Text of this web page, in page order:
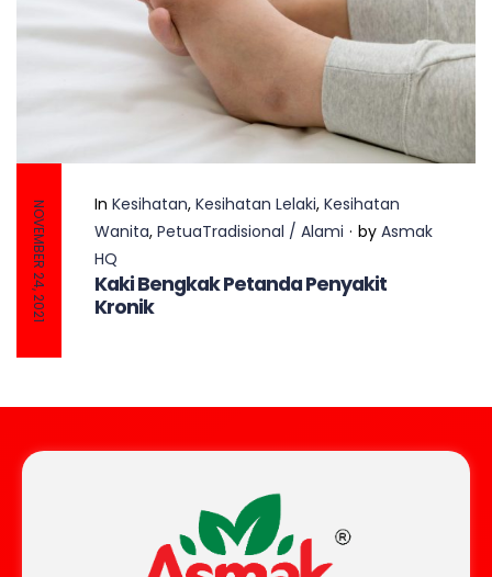
NOVEMBER 24, 2021 In Kesihatan, Kesihatan Lelaki, Kesihatan
Wanita, PetuaTradisional / Alami by Asmak
HQ
Kaki Bengkak Petanda Penyakit
Kronik